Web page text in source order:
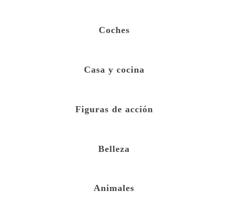
Coches
Casa y cocina
Figuras de acción
Belleza
Animales